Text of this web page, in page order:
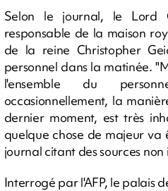
Selon le journal, le Lord
responsable de la maison
de la reine Christopher
personnel dans la matinée.
l'ensemble du
occasionnellement, la
dernier moment, est très
quelque chose de majeur va
journal citant des sources non
Interrogé par l'AFP, le palais